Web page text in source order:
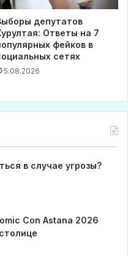
депутатов
Ответы на 7
фейков в
сетях
5.08.2026
в случае угрозы?
Con Astana 2026